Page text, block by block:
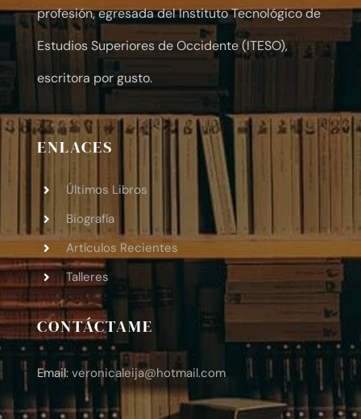
profesión, egresada del Instituto Tecnológico de
Estudios Superiores de Occidente (ITESO),
escritora por gusto.
ENLACES
Últimos Libros
Biografía
Artículos Recientes
Talleres
CONTÁCTAME
Email: veronicaleija@hotmail.com